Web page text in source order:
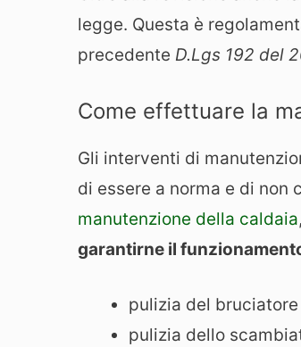
legge. Questa è
precedente D.Lgs 192 del
Come effettuare la
Gli interventi di
di essere a norma e di non
manutenzione della caldaia
garantirne il
pulizia del bruciatore
pulizia dello